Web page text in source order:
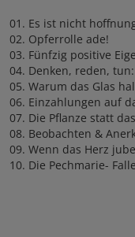
01. Es ist nicht
02. Opferrolle ade!
03. Fünfzig positive
04. Denken, reden,
05. Warum das Glas
06. Einzahlungen auf
07. Die Pflanze statt
08. Beobachten &
09. Wenn das Herz
10. Die Pechmarie- Falle